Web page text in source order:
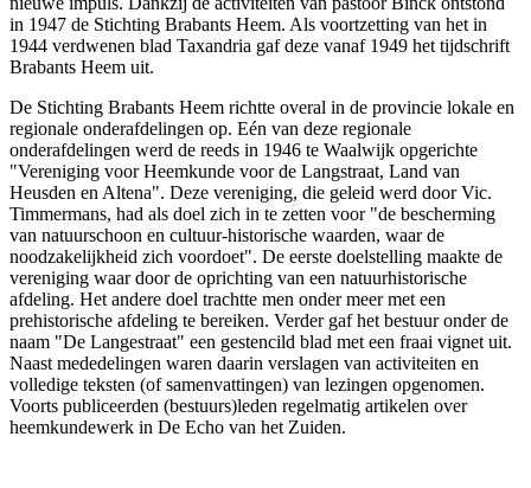
in 1947 de Stichting Brabants Heem. Als voortzetting van het in
1944 verdwenen blad Taxandria gaf deze vanaf 1949 het tijdschrift
Brabants Heem uit.
De Stichting Brabants Heem richtte overal in de provincie lokale en
regionale onderafdelingen op. Eén van deze regionale
onderafdelingen werd de reeds in 1946 te Waalwijk opgerichte
"Vereniging voor Heemkunde voor de Langstraat, Land van
Heusden en Altena". Deze vereniging, die geleid werd door Vic.
Timmermans, had als doel zich in te zetten voor "de bescherming
van natuurschoon en cultuur-historische waarden, waar de
noodzakelijkheid zich voordoet". De eerste doelstelling maakte de
vereniging waar door de oprichting van een natuurhistorische
afdeling. Het andere doel trachtte men onder meer met een
prehistorische afdeling te bereiken. Verder gaf het bestuur onder de
naam "De Langestraat" een gestencild blad met een fraai vignet uit.
Naast mededelingen waren daarin verslagen van activiteiten en
volledige teksten (of samenvattingen) van lezingen opgenomen.
Voorts publiceerden (bestuurs)leden regelmatig artikelen over
heemkundewerk in De Echo van het Zuiden.